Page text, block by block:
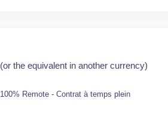
(or the equivalent in another currency)
100% Remote - Contrat à temps plein